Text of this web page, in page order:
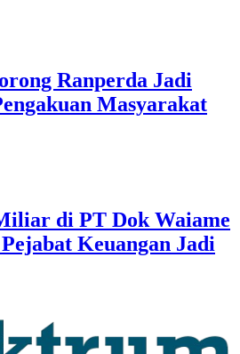
Ranperda Jadi
Masyarakat
di PT Dok Waiame
Keuangan Jadi